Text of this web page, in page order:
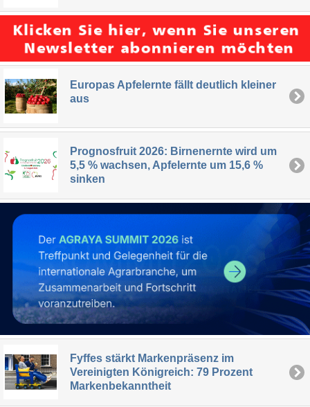
Europas Apfelernte fällt deutlich kleiner
aus
Prognosfruit 2026: Birnenernte wird um
5,5 % wachsen, Apfelernte um 15,6 %
sinken
Fyffes stärkt Markenpräsenz im
Vereinigten Königreich: 79 Prozent
Markenbekanntheit